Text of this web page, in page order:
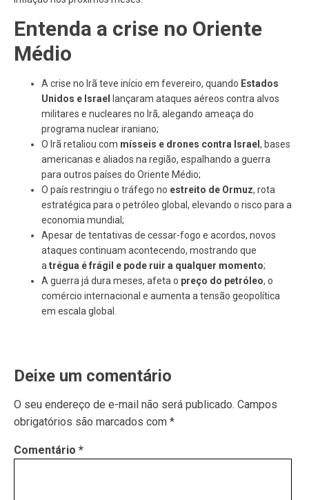
Entenda a crise no Oriente
Médio
A crise no Irã teve início em fevereiro, quando Estados
Unidos e Israel
lançaram ataques aéreos contra alvos
militares e nucleares no Irã, alegando ameaça do
programa nuclear iraniano;
O Irã retaliou com mísseis e drones contra Israel , bases
americanas e aliados na região, espalhando a guerra
para outros países do Oriente Médio;
O país restringiu o tráfego no estreito de Ormuz, rota
estratégica para o petróleo global, elevando o risco para a
economia mundial;
Apesar de tentativas de cessar-fogo e acordos, novos
ataques continuam acontecendo, mostrando que
a trégua é frágil e pode ruir a qualquer momento;
A guerra já dura meses, afeta o preço do petróleo, o
comércio internacional e aumenta a tensão geopolítica
em escala global.
Deixe um comentário
O seu endereço de e-mail não será publicado. Campos
obrigatórios são marcados com *
Comentário *